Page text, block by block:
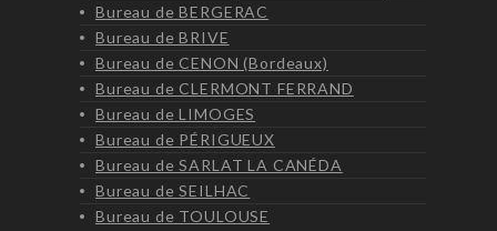
Bureau de BERGERAC
Bureau de BRIVE
Bureau de CENON (Bordeaux)
Bureau de CLERMONT FERRAND
Bureau de LIMOGES
Bureau de PÉRIGUEUX
Bureau de SARLAT LA CANÉDA
Bureau de SEILHAC
Bureau de TOULOUSE